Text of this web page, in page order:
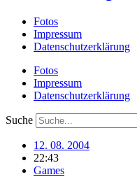
Fotos
Impressum
Datenschutzerklärung
Fotos
Impressum
Datenschutzerklärung
Suche
12. 08. 2004
22:43
Games